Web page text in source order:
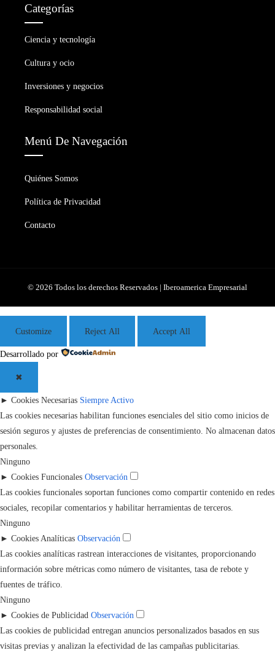
Categorías
Ciencia y tecnología
Cultura y ocio
Inversiones y negocios
Responsabilidad social
Menú De Navegación
Quiénes Somos
Política de Privacidad
Contacto
© 2026 Todos los derechos Reservados | Iberoamerica Empresarial
Customize Reject All Accept All
Desarrollado por
✖
► Cookies Necesarias Siempre Activo
Las cookies necesarias habilitan funciones esenciales del sitio como inicios de
sesión seguros y ajustes de preferencias de consentimiento. No almacenan datos
personales.
Ninguno
► Cookies Funcionales Observación
Las cookies funcionales soportan funciones como compartir contenido en redes
sociales, recopilar comentarios y habilitar herramientas de terceros.
Ninguno
► Cookies Analíticas Observación
Las cookies analíticas rastrean interacciones de visitantes, proporcionando
información sobre métricas como número de visitantes, tasa de rebote y
fuentes de tráfico.
Ninguno
► Cookies de Publicidad Observación
Las cookies de publicidad entregan anuncios personalizados basados en sus
visitas previas y analizan la efectividad de las campañas publicitarias.